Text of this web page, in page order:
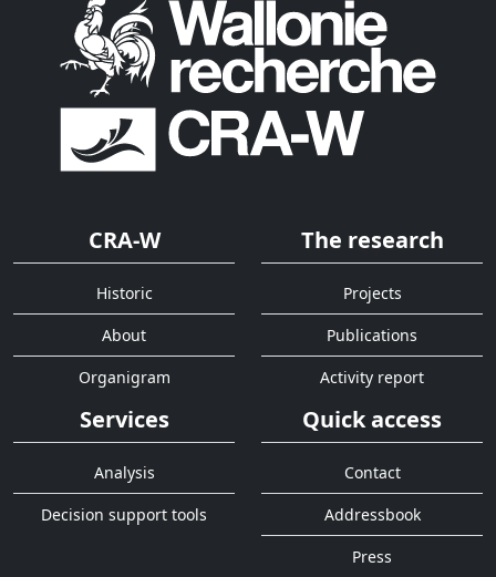
CRA-W
Historic
About
Organigram
The research
Projects
Publications
Activity report
Services
Analysis
Decision support tools
Quick access
Contact
Addressbook
Press